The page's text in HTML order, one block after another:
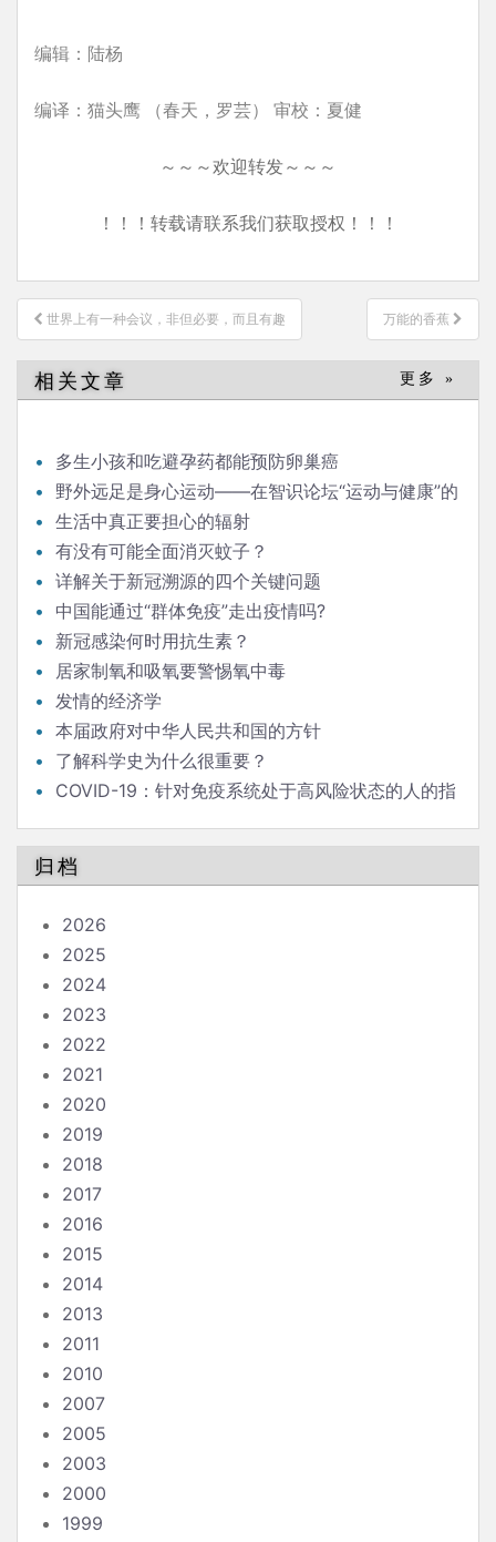
编辑：陆杨
编译：猫头鹰 （春天，罗芸） 审校：夏健
～～～欢迎转发～～～
！！！转载请联系我们获取授权！！！
文
章
导
航
世界上有一种会议，非但必要，而且有趣 万能的香蕉
相关文章 更多 »
多生小孩和吃避孕药都能预防卵巢癌
野外远足是身心运动——在智识论坛“运动与健康”的
发言生活中真正要担心的辐射
有没有可能全面消灭蚊子？
详解关于新冠溯源的四个关键问题
中国能通过“群体免疫”走出疫情吗?
新冠感染何时用抗生素？
居家制氧和吸氧要警惕氧中毒
发情的经济学
本届政府对中华人民共和国的方针
了解科学史为什么很重要？
COVID-19：针对免疫系统处于高风险状态的人的指
归档
2026
2025
2024
2023
2022
2021
2020
2019
2018
2017
2016
2015
2014
2013
2011
2010
2007
2005
2003
2000
1999